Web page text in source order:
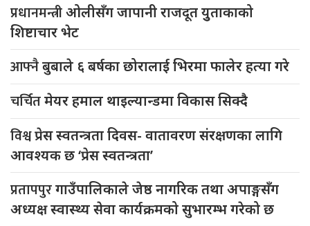
प्रधानमन्त्रीओलीसँग जापानी राजदूत युुताकाको
शिष्टाचार भेट
आफ्नैबुबाले ६ बर्षका छोरालाई भिरमा फालेर हत्या गरे
चर्चितमेयर हमाल थाइल्यान्डमा विकास सिक्दै
विश्वप्रेस स्वतन्त्रता दिवस- वातावरण संरक्षणका लागि
आवश्यक छ ‘प्रेस स्वतन्त्रता’
प्रतापपुरगाउँपालिकाले जेष्ठ नागरिक तथा अपाङ्गसँग
अध्यक्ष स्वास्थ्य सेवा कार्यक्रमको सुभारम्भ गरेको छ